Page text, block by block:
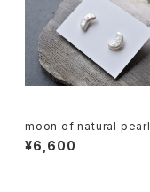
moon of natural pearl
¥6,600